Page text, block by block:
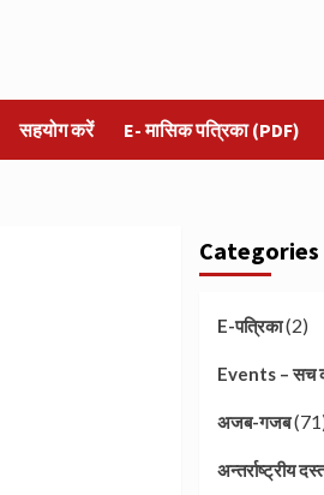
सहयोग करें E- मासिक पत्रिका (PDF)
Categories
E-पत्रिका(2)
Events – सच
अजब-गजब
अन्तर्राष्ट्रीय